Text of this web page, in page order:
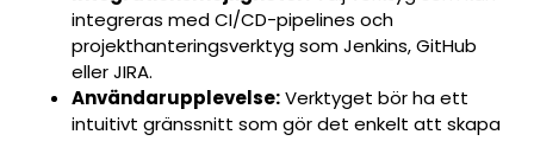
integreras med CI/CD-pipelines och
projekthanteringsverktyg som Jenkins, GitHub
eller JIRA.
Användarupplevelse:Verktyget bör ha ett
intuitivt gränssnitt som gör det enkelt att skapa